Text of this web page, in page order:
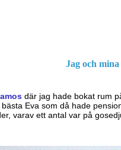
Jag och
där jag hade bokat rum
Eva som då hade
varav ett antal var på